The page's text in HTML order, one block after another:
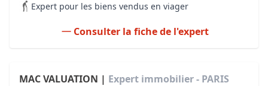
Expert pour les biens vendus en viager
Consulter la fiche de l'expert
MAC VALUATION | Expert immobilier - PARIS